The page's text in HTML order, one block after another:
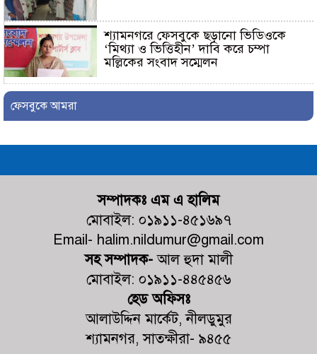
শ্যামনগরে ফেসবুকে ছড়ানো ভিডিওকে
‘মিথ্যা ও ভিত্তিহীন’ দাবি করে চম্পা
মল্লিকের সংবাদ সম্মেলন
ঘটনাস্থলে পুলিশ
সন্তান উচ্ছেদের পায়তারার প্রতিবাদে
ভোট আসে জনপ্রতিনিধি হয়, কিন্তু
মহেশ্বরপুরের কোন উন্নয়ন হয়না
কালিগঞ্জ কুশুলিয়া উচ্চ মাধ্যমিক
বিদ্যালয়ের কমিটির অভিষেক অনুষ্ঠিত
কালিগঞ্জে ট্রাকচাপায় শিশুর মর্মান্তিক মৃত্যু,
ফেসবুকে আমরা
সম্পাদকঃ এম এ হালিম
মোবাইল: ০১৯১১-৪৫১৬৯৭
Email- halim.nildumur@gmail.com
সহ সম্পাদক-আল হুদা মালী
মোবাইল: ০১৯১১-৪৪৫৪৫৬
হেড অফিসঃ
আলাউদ্দিন মার্কেট, নীলডুমুর
শ্যামনগর, সাতক্ষীরা- ৯৪৫৫